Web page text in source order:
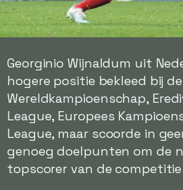
Georginio Wijnaldum uit
hogere positie bekleed bij
Wereldkampioenschap,
League, Europees
League, maar scoorde in
genoeg doelpunten om de
topscorer van de